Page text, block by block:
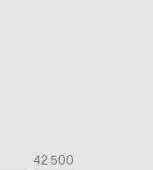
42 500